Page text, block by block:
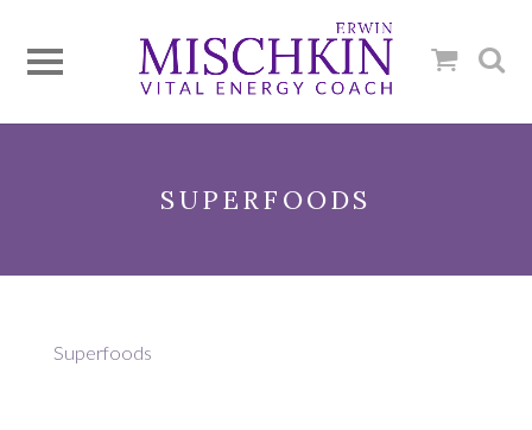
SUPERFOODS
Superfoods